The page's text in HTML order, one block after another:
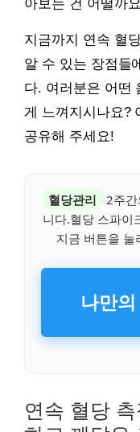
아보는 건 어떨까
지금까지 연속 혈
알 수 있는 장점들
다. 여러분은 어떤
게 느껴지시나요?
공유해 주세요!
혈당관리
2주간
니다.혈당 스파이
지금 버튼을 눌
나만
연속 혈당